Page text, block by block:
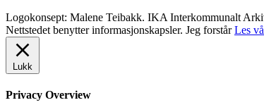
Logokonsept: Malene Teibakk. IKA Interkommunalt
Nettstedet benytter informasjonskapsler. Jeg forstår Les
Lukk
Privacy Overview